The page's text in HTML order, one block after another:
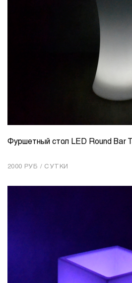
КОЛИЧЕСТВО 1
Фуршетный стол LED Round Bar
2000 РУБ / СУТКИ